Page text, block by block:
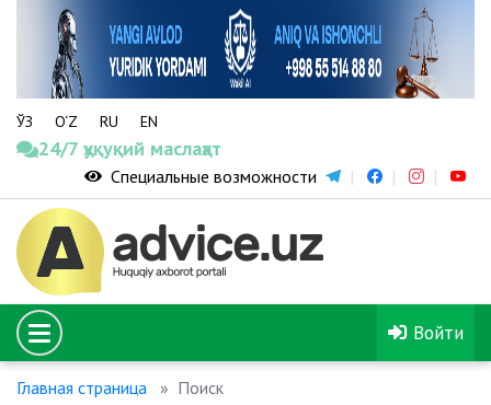
ЎЗ O‘Z RU EN
24/7 ҳуқуқий маслаҳат
Специальные возможности
Войти
Главная страница Поиск